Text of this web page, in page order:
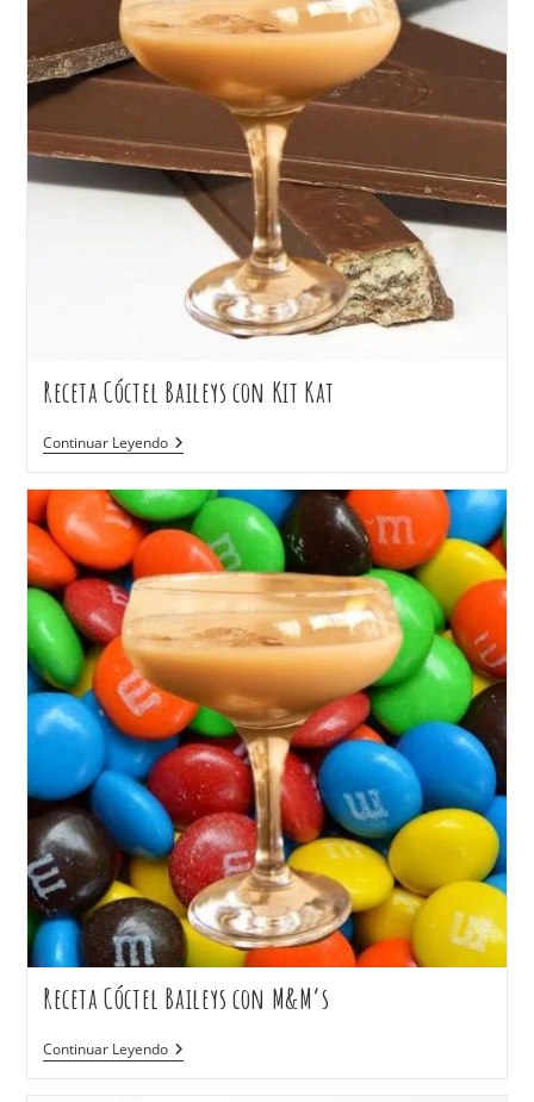
Receta Cóctel Baileys con Kit Kat
Continuar Leyendo
Receta Cóctel Baileys con M&M’s
Continuar Leyendo